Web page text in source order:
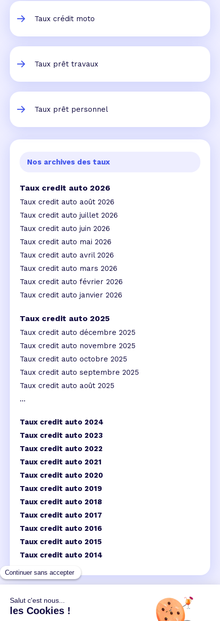
Taux crédit moto
Taux prêt travaux
Taux prêt personnel
Nos archives des taux
Taux credit auto 2026
Taux credit auto août 2026
Taux credit auto juillet 2026
Taux credit auto juin 2026
Taux credit auto mai 2026
Taux credit auto avril 2026
Taux credit auto mars 2026
Taux credit auto février 2026
Taux credit auto janvier 2026
Taux credit auto 2025
Taux credit auto décembre 2025
Taux credit auto novembre 2025
Taux credit auto octobre 2025
Taux credit auto septembre 2025
Taux credit auto août 2025
...
Taux credit auto 2024
Taux credit auto 2023
Taux credit auto 2022
Taux credit auto 2021
Taux credit auto 2020
Taux credit auto 2019
Taux credit auto 2018
Taux credit auto 2017
Taux credit auto 2016
Taux credit auto 2015
Taux credit auto 2014